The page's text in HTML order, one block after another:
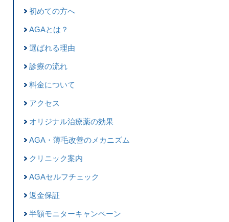
初めての方へ
AGAとは？
選ばれる理由
診療の流れ
料金について
アクセス
オリジナル治療薬の効果
AGA・薄毛改善のメカニズム
クリニック案内
AGAセルフチェック
返金保証
半額モニターキャンペーン